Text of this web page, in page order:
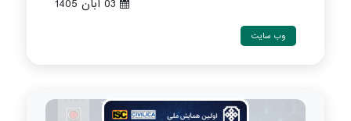
وب سایت